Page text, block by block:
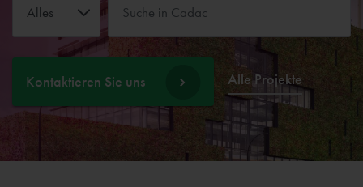
Alles
Kontaktieren Sie uns Alle Projekte